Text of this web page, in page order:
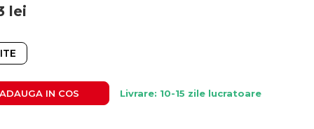
lei
ADAUGA IN COS Livrare: 10-15 zile lucratoare